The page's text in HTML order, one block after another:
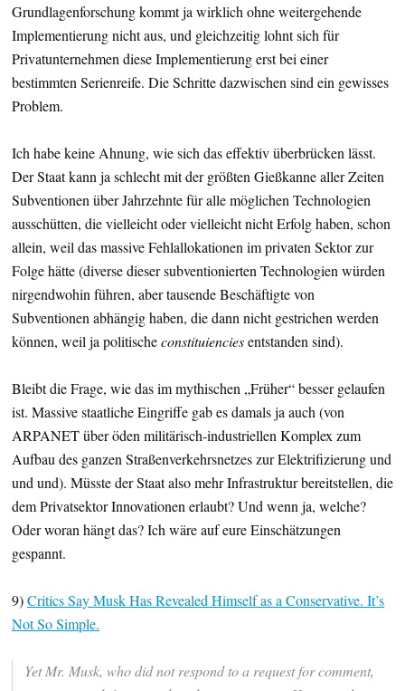
Grundlagenforschung kommt ja wirklich ohne weitergehende
Implementierung nicht aus, und gleichzeitig lohnt sich für
Privatunternehmen diese Implementierung erst bei einer
bestimmten Serienreife. Die Schritte dazwischen sind ein gewisses
Problem.
Ich habe keine Ahnung, wie sich das effektiv überbrücken lässt.
Der Staat kann ja schlecht mit der größten Gießkanne aller Zeiten
Subventionen über Jahrzehnte für alle möglichen Technologien
ausschütten, die vielleicht oder vielleicht nicht Erfolg haben, schon
allein, weil das massive Fehlallokationen im privaten Sektor zur
Folge hätte (diverse dieser subventionierten Technologien würden
nirgendwohin führen, aber tausende Beschäftigte von
Subventionen abhängig haben, die dann nicht gestrichen werden
können, weil ja politischeconstituienciesentstanden sind).
Bleibt die Frage, wie das im mythischen „Früher“ besser gelaufen
ist. Massive staatliche Eingriffe gab es damals ja auch (von
ARPANET über öden militärisch-industriellen Komplex zum
Aufbau des ganzen Straßenverkehrsnetzes zur Elektrifizierung und
und und). Müsste der Staat also mehr Infrastruktur bereitstellen, die
dem Privatsektor Innovationen erlaubt? Und wenn ja, welche?
Oder woran hängt das? Ich wäre auf eure Einschätzungen
gespannt.
9)Critics Say Musk Has Revealed Himself as a Conservative. It’s
Not So Simple.
Yet Mr. Musk, who did not respond to a request for comment,